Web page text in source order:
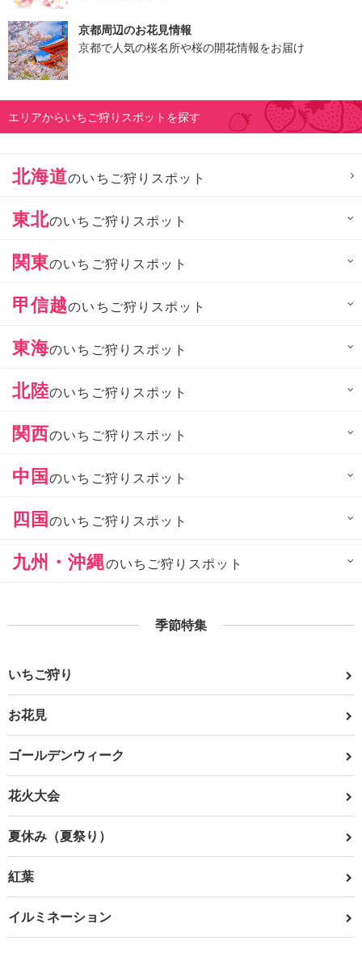
京都周辺のお花見情報
京都で人気の桜名所や桜の開花情報をお届け
エリアからいちご狩りスポットを探す
北海道のいちご狩りスポット
東北のいちご狩りスポット
関東のいちご狩りスポット
甲信越のいちご狩りスポット
東海のいちご狩りスポット
北陸のいちご狩りスポット
関西のいちご狩りスポット
中国のいちご狩りスポット
四国のいちご狩りスポット
九州・沖縄のいちご狩りスポット
季節特集
いちご狩り
お花見
ゴールデンウィーク
花火大会
夏休み（夏祭り）
紅葉
イルミネーション